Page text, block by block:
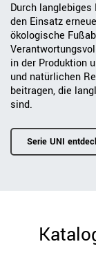
Durch
den Einsatz
ökologische
in der Produktion
und natürlichen
beitragen, die
sind.
Serie UNI